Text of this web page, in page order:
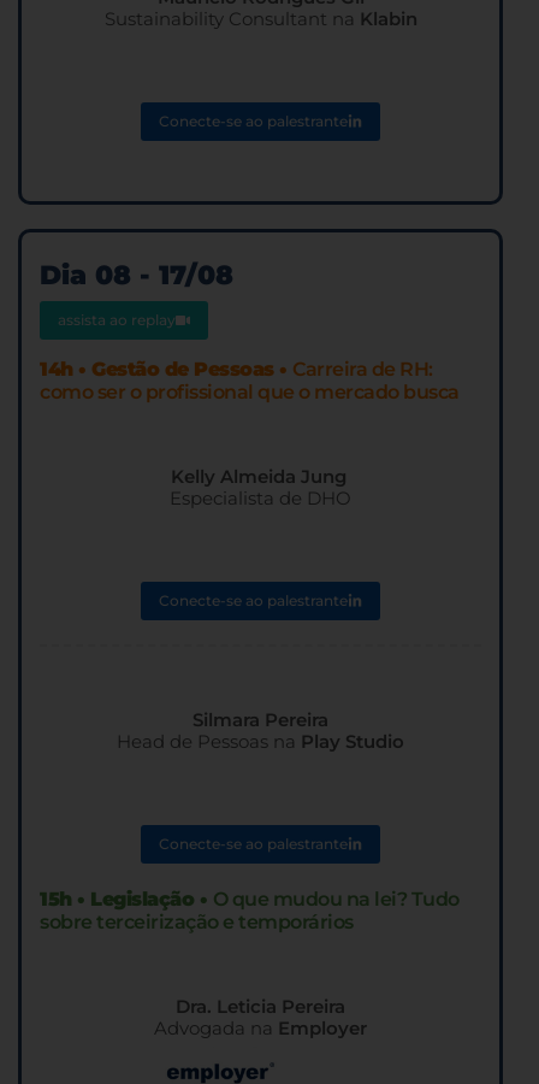
Sustainability Consultant na Klabin
Conecte-se ao palestrante
Dia 08 - 17/08
assista ao replay
14h • Gestão de Pessoas • Carreira de RH:
como ser o profissional que o mercado busca
Kelly Almeida Jung
Especialista de DHO
Conecte-se ao palestrante
Silmara Pereira
Head de Pessoas na Play Studio
Conecte-se ao palestrante
15h • Legislação • O que mudou na lei? Tudo
sobre terceirização e temporários
Dra. Leticia Pereira
Advogada na Employer